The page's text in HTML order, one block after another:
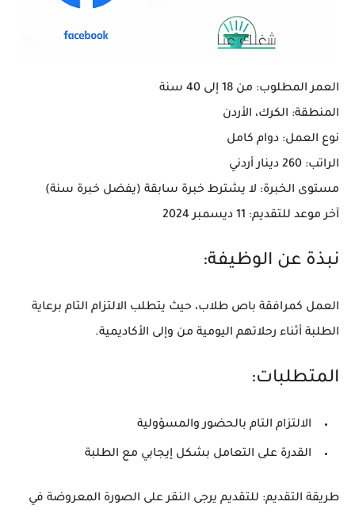
العمر المطلوب: من 18 إلى 40 سنة
المنطقة: الكرك، الأردن
نوع العمل: دوام كامل
الراتب: 260 دينار أردني
مستوى الخبرة: لا يشترط خبرة سابقة (يفضل خبرة سنة)
آخر موعد للتقديم: 11 ديسمبر 2024
نبذة عن الوظيفة:
العمل كمرافقة باص طلاب، حيث يتطلب الالتزام التام برعاية
الطلبة أثناء رحلاتهم اليومية من وإلى الأكاديمية.
المتطلبات:
الالتزام التام بالحضور والمسؤولية
القدرة على التعامل بشكل إيجابي مع الطلبة
طريقة التقديم: للتقديم يرجى النقر على الصورة المعروضة في